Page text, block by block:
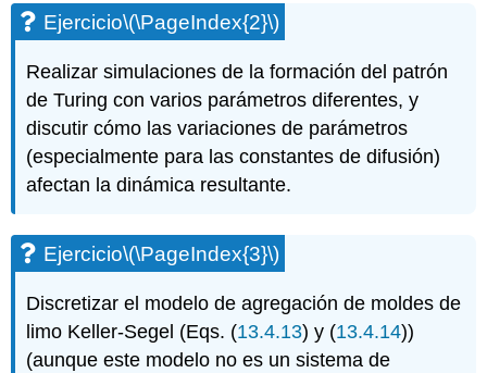
Ejercicio\(\PageIndex{2}\)
Realizar simulaciones de la formación del patrón
de Turing con varios parámetros diferentes, y
discutir cómo las variaciones de parámetros
(especialmente para las constantes de difusión)
afectan la dinámica resultante.
Ejercicio\(\PageIndex{3}\)
Discretizar el modelo de agregación de moldes de
limo Keller-Segel (Eqs. (13.4.13) y (13.4.14))
(aunque este modelo no es un sistema de